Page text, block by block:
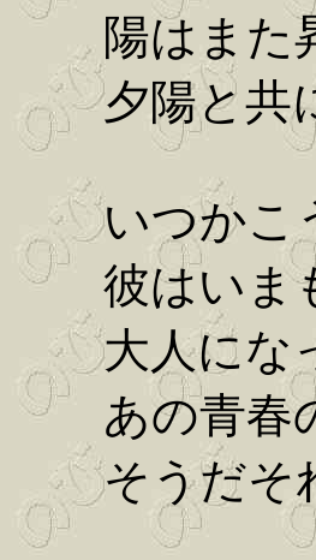
陽はまた
夕陽と共
いつかこ
彼はいま
大人にな
あの青春
そうだそ